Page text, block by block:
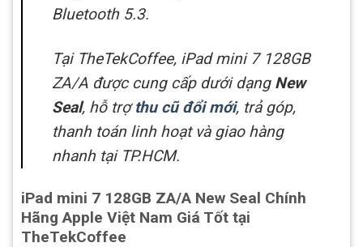
Bluetooth 5.3.
Tại TheTekCoffee, iPad mini 7 128GB
ZA/A được cung cấp dưới dạng New
Seal, hỗ trợthu cũ đổi mới, trả góp,
thanh toán linh hoạt và giao hàng
nhanh tại TP.HCM.
iPad mini 7 128GB ZA/A New Seal Chính
Hãng Apple Việt Nam Giá Tốt tại
TheTekCoffee